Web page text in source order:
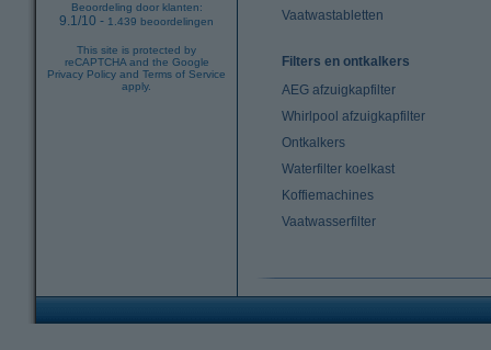
Beoordeling door klanten:
9.1/10 - 1.439 beoordelingen
This site is protected by
reCAPTCHA and the Google
Privacy Policy and Terms of Service
apply.
Vaatwastabletten
Filters en ontkalkers
AEG afzuigkapfilter
Whirlpool afzuigkapfilter
Ontkalkers
Waterfilter koelkast
Koffiemachines
Vaatwasserfilter